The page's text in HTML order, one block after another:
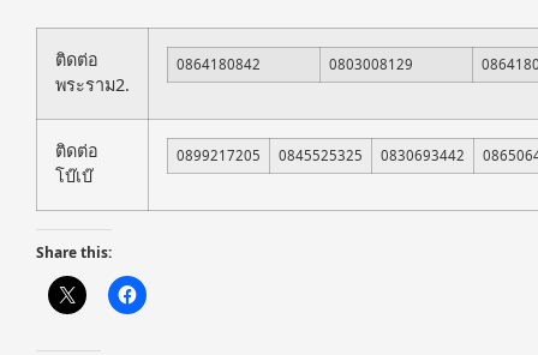
ติดต่อ
พระราม2.
0864180842 0803008129
ติดต่อ
โบ๊เบ๊
0899217205 0845525325 0830693442
Share this: